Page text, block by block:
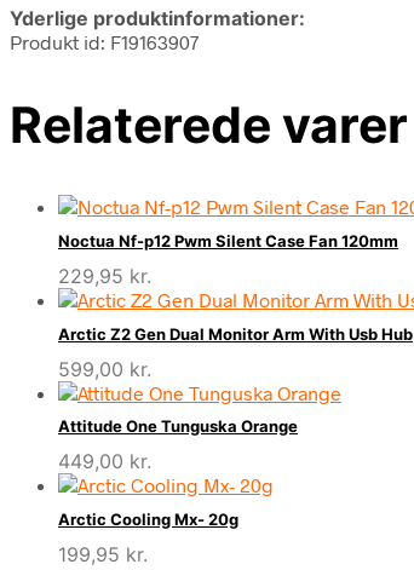
Yderlige produktinformationer:
Produkt id: F19163907
Relaterede varer
Noctua Nf-p12 Pwm Silent Case Fan 120mm
229,95 kr.
Arctic Z2 Gen Dual Monitor Arm With Usb Hub
599,00 kr.
Attitude One Tunguska Orange
449,00 kr.
Arctic Cooling Mx- 20g
199,95 kr.